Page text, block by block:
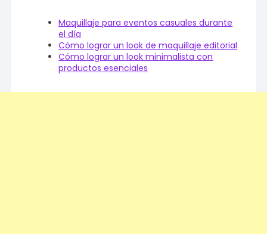
Maquillaje para eventos casuales durante
el día
Cómo lograr un look de maquillaje editorial
Cómo lograr un look minimalista con
productos esenciales